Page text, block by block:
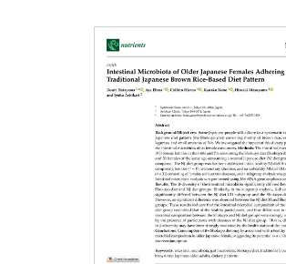
会社情報
会社概要
アドバイザリーボード
アクセスマップ
採用情報